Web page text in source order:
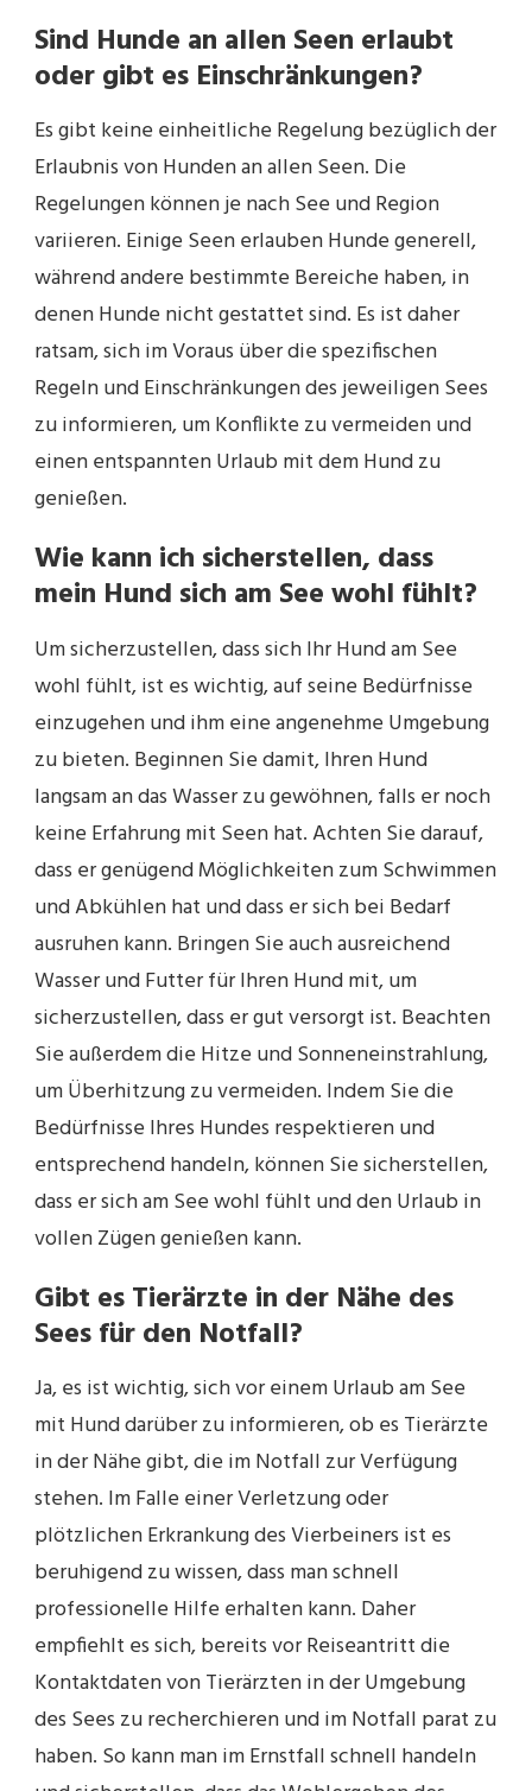
Sind Hunde an allen Seen erlaubt
oder gibt es Einschränkungen?
Es gibt keine einheitliche Regelung bezüglich der
Erlaubnis von Hunden an allen Seen. Die
Regelungen können je nach See und Region
variieren. Einige Seen erlauben Hunde generell,
während andere bestimmte Bereiche haben, in
denen Hunde nicht gestattet sind. Es ist daher
ratsam, sich im Voraus über die spezifischen
Regeln und Einschränkungen des jeweiligen Sees
zu informieren, um Konflikte zu vermeiden und
einen entspannten Urlaub mit dem Hund zu
genießen.
Wie kann ich sicherstellen, dass
mein Hund sich am See wohl fühlt?
Um sicherzustellen, dass sich Ihr Hund am See
wohl fühlt, ist es wichtig, auf seine Bedürfnisse
einzugehen und ihm eine angenehme Umgebung
zu bieten. Beginnen Sie damit, Ihren Hund
langsam an das Wasser zu gewöhnen, falls er noch
keine Erfahrung mit Seen hat. Achten Sie darauf,
dass er genügend Möglichkeiten zum Schwimmen
und Abkühlen hat und dass er sich bei Bedarf
ausruhen kann. Bringen Sie auch ausreichend
Wasser und Futter für Ihren Hund mit, um
sicherzustellen, dass er gut versorgt ist. Beachten
Sie außerdem die Hitze und Sonneneinstrahlung,
um Überhitzung zu vermeiden. Indem Sie die
Bedürfnisse Ihres Hundes respektieren und
entsprechend handeln, können Sie sicherstellen,
dass er sich am See wohl fühlt und den Urlaub in
vollen Zügen genießen kann.
Gibt es Tierärzte in der Nähe des
Sees für den Notfall?
Ja, es ist wichtig, sich vor einem Urlaub am See
mit Hund darüber zu informieren, ob es Tierärzte
in der Nähe gibt, die im Notfall zur Verfügung
stehen. Im Falle einer Verletzung oder
plötzlichen Erkrankung des Vierbeiners ist es
beruhigend zu wissen, dass man schnell
professionelle Hilfe erhalten kann. Daher
empfiehlt es sich, bereits vor Reiseantritt die
Kontaktdaten von Tierärzten in der Umgebung
des Sees zu recherchieren und im Notfall parat zu
haben. So kann man im Ernstfall schnell handeln